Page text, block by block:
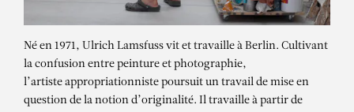
Né en 1971, Ulrich Lamsfuss vit et travaille à Berlin. Cultivant
la confusion entre peinture et photographie,
l’artiste appropriationniste poursuit un travail de mise en
question de la notion d’originalité. Il travaille à partir de